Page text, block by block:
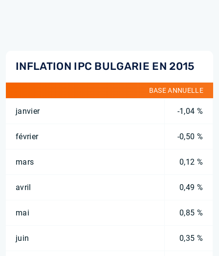
INFLATION IPC BULGARIE EN 2015
BASE ANNUELLE
janvier -1,04 %
février -0,50 %
mars 0,12 %
avril 0,49 %
mai 0,85 %
juin 0,35 %